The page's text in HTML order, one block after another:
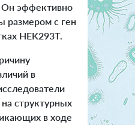
эффективно
размером с ген
HEK293T.
в
структурных
в ходе